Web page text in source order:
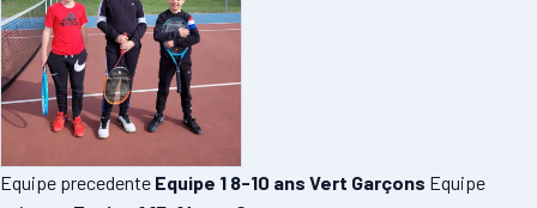
Equipe precedente Equipe 1 8-10 ans Vert Garçons Equipe